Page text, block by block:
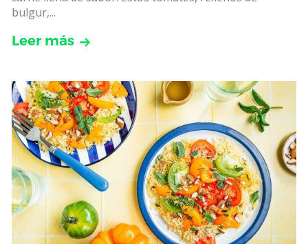
bulgur,...
Leer más